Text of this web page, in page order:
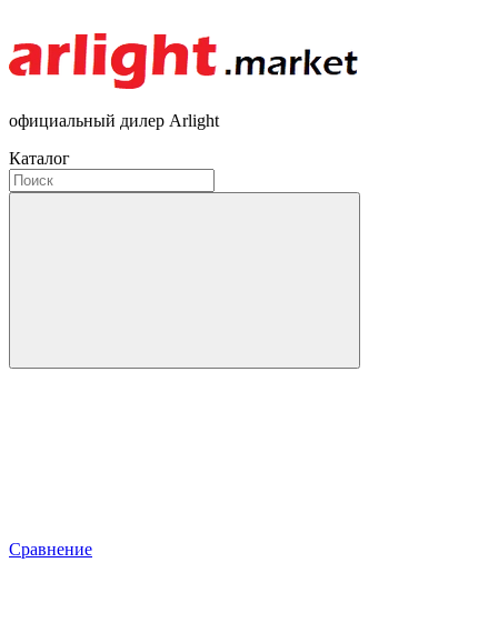
официальный дилер Arlight
Каталог
Сравнение